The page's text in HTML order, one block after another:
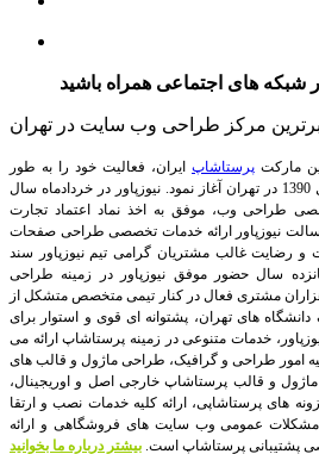
برترین مرکز طراحی وب سایت در تهران
مارکت پرستاشاپ ایران، فعالیت خود را به طور
رسمی در زمینه پرستاشاپ از سال 1390 در تهران آغاز نمود. نیوزپاور در خردادماه سال
طراحی وب، موفق به اخذ نماد اعتماد تجارت
رسالت نیوزپاور ارائه خدمات تخصصی طراحی صفحات
رضایت غالب مشتریان گرامی تیم نیوزپاور سند
سال حضور موفق نیوزپاور در زمینه طراحی
مشتری فعال در کنار تیمی متخصص متشکل از
دانشگاه های تهران، پشتوانه ای قوی و استوار برای
خدمات متنوعی در زمینه پرستاشاپ ارائه می
امور طراحی و گرافیک، طراحی ماژول و قالب های
و قالب پرستاشاپ خارجی اصل و اوریجینال،
های پرستاشاپی، ارائه کلیه خدمات نصب و ارتقا
مشکلات عمومی وب سایت های فروشگاهی و ارائه
پشتیبانی پرستاشاپ است. بیشتر درباره ما بخوانید